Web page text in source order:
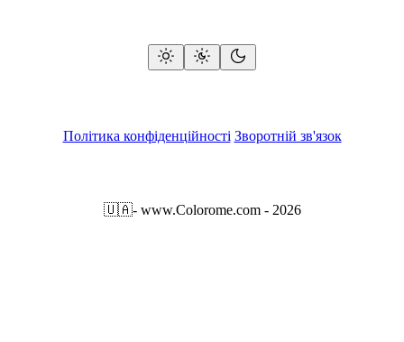
Політика конфіденційності Зворотній зв'язок
🇺🇦- www.Colorome.com - 2026